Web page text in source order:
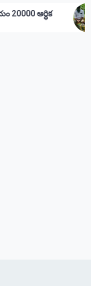
ఉద్దాన జీడి పరిశ్రమ